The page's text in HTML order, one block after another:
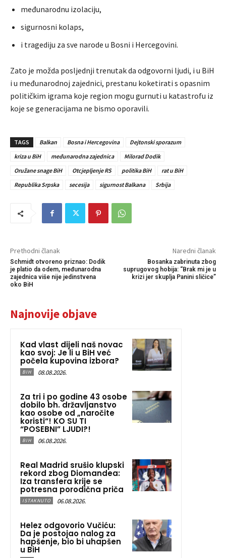
međunarodnu izolaciju,
sigurnosni kolaps,
i tragediju za sve narode u Bosni i Hercegovini.
Zato je možda posljednji trenutak da odgovorni ljudi, i u BiH
i u međunarodnoj zajednici, prestanu koketirati s opasnim
političkim igrama koje region mogu gurnuti u katastrofu iz
koje se generacijama ne bismo oporavili.
TAGS Balkan Bosna i Hercegovina
Dejtonski sporazum
kriza u BiH
međunarodna zajednica
Milorad Dodik
Oružane snage BiH
Otcjepljenje RS politika BiH
rat u BiH
Republika Srpska
secesija sigurnost Balkana Srbija
Prethodni članak
Schmidt otvoreno priznao: Dodik
je platio da odem, međunarodna
zajednica više nije jedinstvena
oko BiH
Naredni članak
Bosanka zabrinuta zbog
suprugovog hobija: “Brak mi je u
krizi jer skuplja Panini sličice”
Najnovije objave
Kad vlast dijeli naš novac
kao svoj: Je li u BiH već
počela kupovina izbora?
BIH 08.08.2026.
Za tri i po godine 43 osobe
dobilo bh. državljanstvo
kao osobe od „naročite
koristi“! KO SU TI
“POSEBNI” LJUDI?!
BIH 06.08.2026.
Real Madrid srušio klupski
rekord zbog Diomandea:
Iza transfera krije se
potresna porodična priča
ISTAKNUTO 06.08.2026.
Helez odgovorio Vučiću:
Da je postojao nalog za
hapšenje, bio bi uhapšen
u BiH